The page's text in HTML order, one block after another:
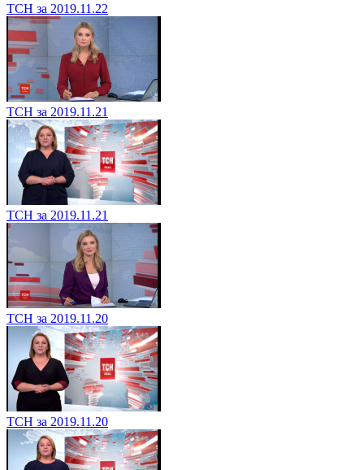
ТСН за 2019.11.22
ТСН за 2019.11.21
ТСН за 2019.11.21
ТСН за 2019.11.20
ТСН за 2019.11.20